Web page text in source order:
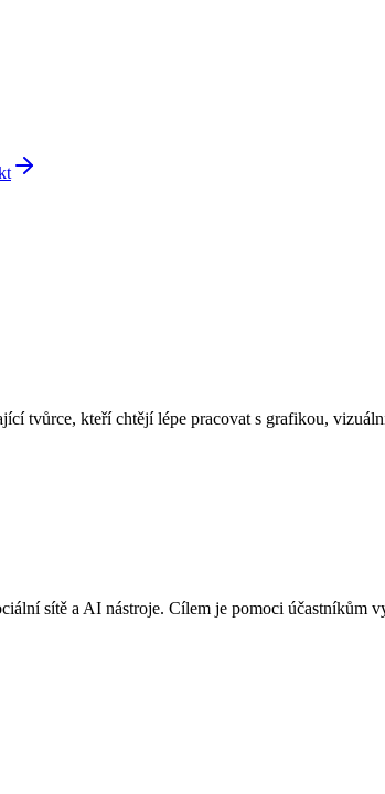
tvůrce, kteří chtějí lépe pracovat s grafikou,
sítě a AI nástroje. Cílem je pomoci